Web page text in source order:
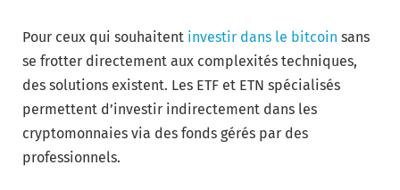
Pour ceux qui souhaitent investir dans le bitcoin sans
se frotter directement aux complexités techniques,
des solutions existent. Les ETF et ETN spécialisés
permettent d’investir indirectement dans les
cryptomonnaies via des fonds gérés par des
professionnels.